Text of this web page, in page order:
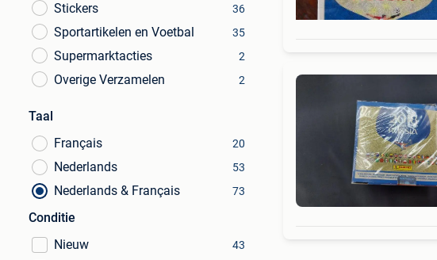
Stickers
36
Sportartikelen en Voetbal 35
Supermarktacties 2
Overige Verzamelen 2
Taal
Français
20
Nederlands 53
Nederlands & Français 73
Conditie
Nieuw
43